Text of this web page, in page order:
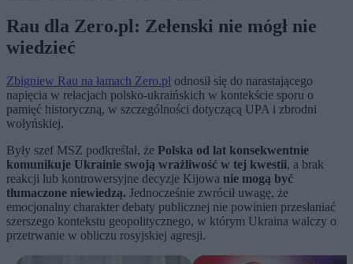
Rau dla Zero.pl: Zełenski nie mógł nie
wiedzieć
Zbigniew Rau na łamach Zero.pl odnosił się do narastającego
napięcia w relacjach polsko-ukraińskich w kontekście sporu o
pamięć historyczną, w szczególności dotyczącą UPA i zbrodni
wołyńskiej.
Były szef MSZ podkreślał, że Polska od lat konsekwentnie
komunikuje Ukrainie swoją wrażliwość w tej kwestii, a brak
reakcji lub kontrowersyjne decyzje Kijowa nie mogą być
tłumaczone niewiedzą. Jednocześnie zwrócił uwagę, że
emocjonalny charakter debaty publicznej nie powinien przesłaniać
szerszego kontekstu geopolitycznego, w którym Ukraina walczy o
przetrwanie w obliczu rosyjskiej agresji.